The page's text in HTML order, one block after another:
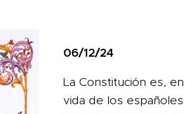
06/12/24
La Constitución es,
vida de los